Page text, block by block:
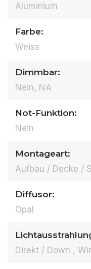
Aluminium
Farbe:
Weiss
Dimmbar:
Nein, NA
Not-Funktion:
Nein
Montageart:
Aufbau / Decke /
Diffusor:
Opal
Direkt / Down ,